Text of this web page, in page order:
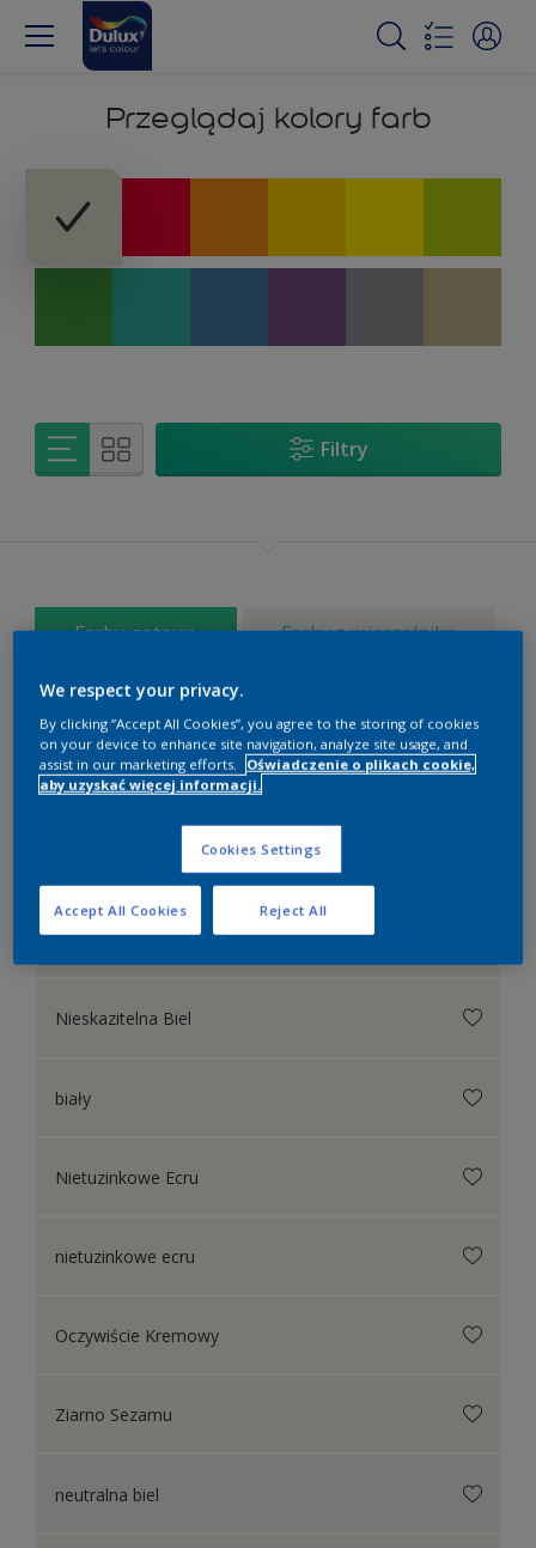
Przeglądaj kolory farb
Filtry
Farby gotowe Farby z mieszalnika
Farby gotowe
PURE WHITE
Nieskazitelna Biel
biały
Nietuzinkowe Ecru
nietuzinkowe ecru
Oczywiście Kremowy
Ziarno Sezamu
neutralna biel
We respect your privacy.
By clicking “Accept All Cookies”, you agree to the storing of cookies
on your device to enhance site navigation, analyze site usage, and
assist in our marketing efforts.
Oświadczenie o plikach cookie,
aby uzyskać więcej informacji.
Cookies Settings
Reject All
Accept All Cookies